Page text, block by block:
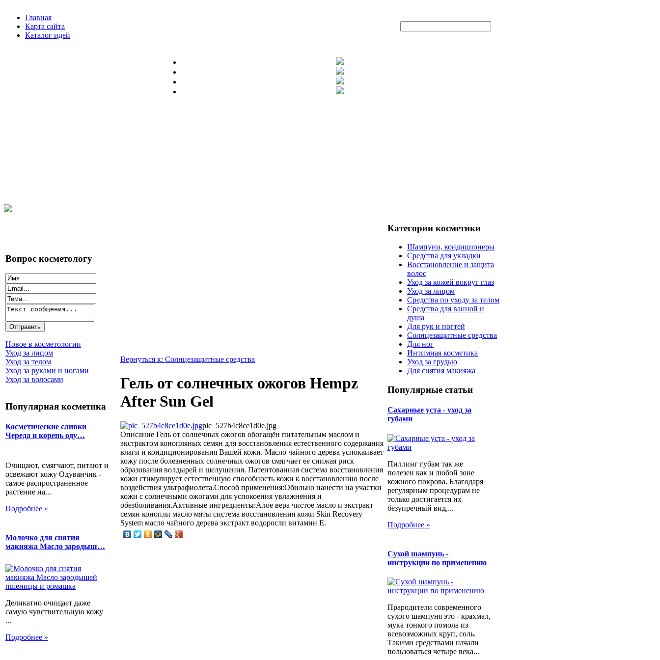
Главная
Карта сайта
Каталог идей
Вопрос косметологу
Новое в косметологии
Уход за лицом
Уход за телом
Уход за руками и ногами
Уход за волосами
Популярная косметика
Косметические сливки
Череда и корень оду…
Очищают, смягчают, питают и
освежают кожу Одуванчик -
самое распространенное
растение на...
Подробнее »
Молочко для снятия
макияжа Масло зародыш…
Деликатно очищает даже
самую чувствительную кожу
...
Подробнее »
Вернуться к: Солнцезащитные средства
Гель от солнечных ожогов Hempz
After Sun Gel
pic_527b4c8ce1d0e.jpg
Описание Гель от солнечных ожогов обогащён питательным маслом и
экстрактом конопляных семян для восстановления естественного содержания
влаги и кондиционирования Вашей кожи. Масло чайного дерева успокаивает
кожу после болезненных солнечных ожогов смягчает ее снижая риск
образования волдырей и шелушения. Патентованная система восстановления
кожи стимулирует естественную способность кожи к восстановлению после
воздействия ультрафиолета.Способ применения:Обильно нанести на участки
кожи с солнечными ожогами для успокоения увлажнения и
обезболивания.Активные ингредиенты:Алое вера чистое масло и экстракт
семян конопли масло мяты система восстановления кожи Skin Recovery
System масло чайного дерева экстракт водоросли витамин Е.
Категории косметики
Шампуни, кондиционеры
Средства для укладки
Восстановление и защита
волос
Уход за кожей вокруг глаз
Уход за лицом
Средства по уходу за телом
Средства для ванной и
душа
Для рук и ногтей
Солнцезащитные средства
Для ног
Интимная косметика
Уход за грудью
Для снятия макияжа
Популярные статьи
Сахарные уста - уход за
губами
Пиллинг губам так же
полезен как и любой зоне
кожного покрова. Благодаря
регулярным процедурам не
только достигается их
безупречный вид,...
Подробнее »
Сухой шампунь -
инструкции по применению
Прародители современного
сухого шампуня это - крахмал,
мука тонкого помола из
всевозможных круп, соль.
Такими средствами начали
пользоваться четыре века...